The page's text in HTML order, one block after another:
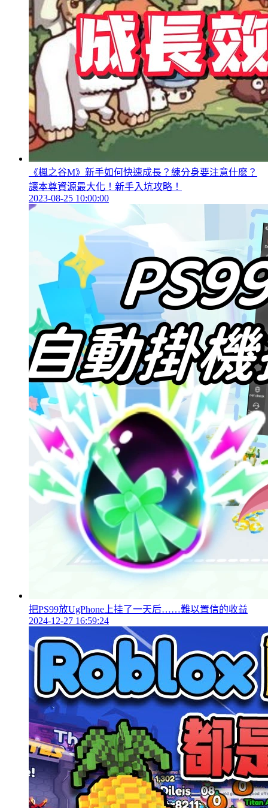
《楓之谷M》新手如何快速成長？練分身要注意什麽？
讓本尊資源最大化！新手入坑攻略！
2023-08-25 10:00:00
把PS99放UgPhone上挂了一天后……難以置信的收益
2024-12-27 16:59:24